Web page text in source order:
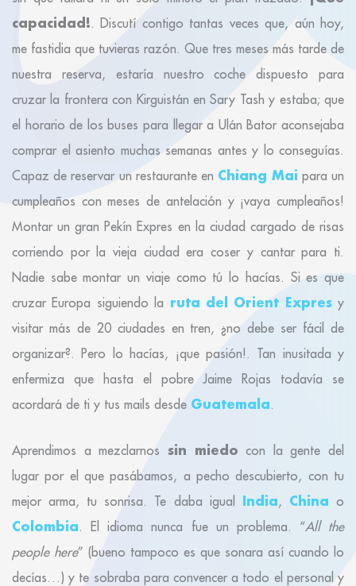
capacidad!. Discutí contigo tantas veces que, aún hoy,
me fastidia que tuvieras razón. Que tres meses más tarde de
nuestra reserva, estaría nuestro coche dispuesto para
cruzar la frontera con Kirguistán en Sary Tash y estaba; que
el horario de los buses para llegar a Ulán Bator aconsejaba
comprar el asiento muchas semanas antes y lo conseguías.
Capaz de reservar un restaurante en Chiang Mai para un
cumpleaños con meses de antelación y ¡vaya cumpleaños!
Montar un gran Pekín Expres en la ciudad cargado de risas
corriendo por la vieja ciudad era coser y cantar para ti.
Nadie sabe montar un viaje como tú lo hacías. Si es que
cruzar Europa siguiendo la ruta del Orient Expresy
visitar más de 20 ciudades en tren, ¿no debe ser fácil de
organizar?. Pero lo hacías, ¡que pasión!. Tan inusitada y
enfermiza que hasta el pobre Jaime Rojas todavía se
acordará de ti y tus mails desde Guatemala.
Aprendimos a mezclarnos sin miedo con la gente del
lugar por el que pasábamos, a pecho descubierto, con tu
mejor arma, tu sonrisa. Te daba igual India, China o
Colombia. El idioma nunca fue un problema. “All the
people here” (bueno tampoco es que sonara así cuando lo
decías…) y te sobraba para convencer a todo el personal y